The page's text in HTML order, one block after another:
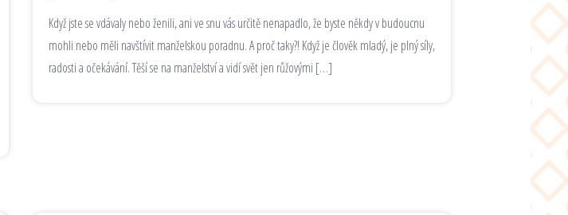
Když jste se vdávaly nebo ženili, ani ve snu vás určitě nenapadlo, že byste někdy v budoucnu
mohli nebo měli navštívit manželskou poradnu. A proč taky?! Když je člověk mladý, je plný síly,
radosti a očekávání. Těší se na manželství a vidí svět jen růžovými […]